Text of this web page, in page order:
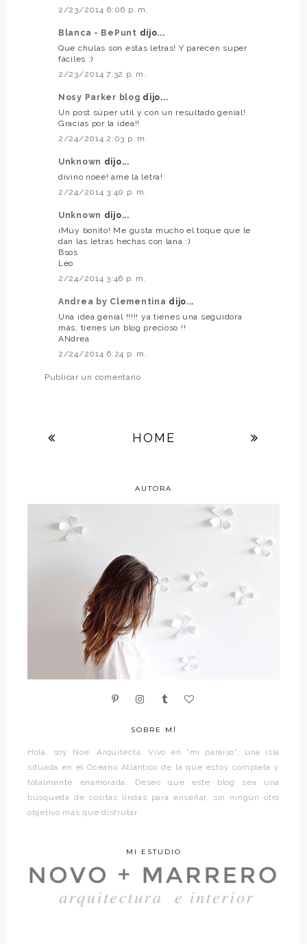
2/23/2014 6:06 p. m.
Blanca - BePunt dijo...
Que chulas son estas letras! Y parecen super
fáciles :)
2/23/2014 7:32 p. m.
Nosy Parker blog dijo...
Un post súper util y con un resultado genial!
Gracias por la idea!!
2/24/2014 2:03 p. m.
Unknown dijo...
divino noee! ame la letra!
2/24/2014 3:40 p. m.
Unknown dijo...
¡Muy bonito! Me gusta mucho el toque que le
dan las letras hechas con lana :)
Bsos
Leo
2/24/2014 3:46 p. m.
Andrea by Clementina dijo...
Una idea genial !!!!! ya tienes una seguidora
más, tienes un blog precioso !!
ANdrea
2/24/2014 6:24 p. m.
Publicar un comentario
HOME
AUTORA
SOBRE MÍ
Hola, soy Noe. Arquitecta. Vivo en “mi paraíso”, una isla
situada en el Océano Atlántico de la que estoy completa y
totalmente enamorada. Deseo que este blog sea una
búsqueda de cositas lindas para enseñar, sin ningún otro
objetivo más que disfrutar.
MI ESTUDIO